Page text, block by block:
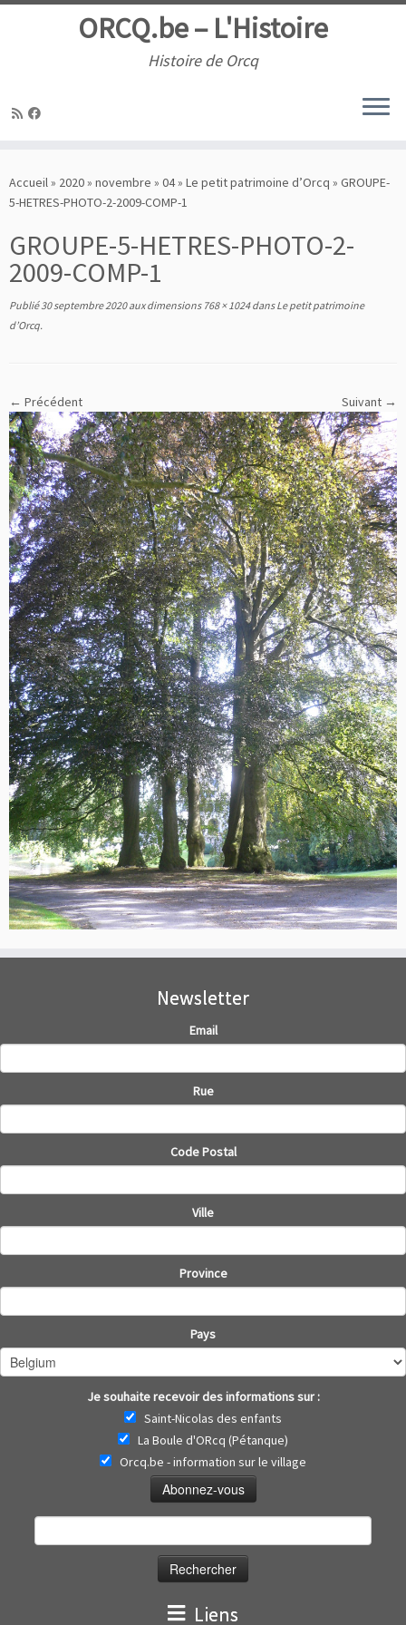
au
contenu
ORCQ.be – L'Histoire
Histoire de Orcq
Accueil» 2020» novembre » 04» Le petit patrimoine d’Orcq » GROUPE-
5-HETRES-PHOTO-2-2009-COMP-1
GROUPE-5-HETRES-PHOTO-2-
2009-COMP-1
Publié 30 septembre 2020aux dimensions768 × 1024dansLe petit patrimoine
d’Orcq.
← Précédent Suivant →
Newsletter
Email
Rue
Code Postal
Ville
Province
Pays
Je souhaite recevoir des informations sur :
Saint-Nicolas des enfants
La Boule d'ORcq (Pétanque)
Orcq.be - information sur le village
Liens